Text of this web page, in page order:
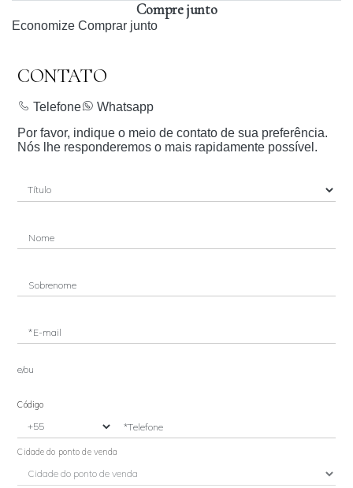
Compre junto
Economize Comprar junto
CONTATO
Telefone
Whatsapp
Por favor, indique o meio de contato de sua preferência.
Nós lhe responderemos o mais rapidamente possível.
Nome
Sobrenome
*E-mail
e/ou
Código
*Telefone
Cidade do ponto de venda